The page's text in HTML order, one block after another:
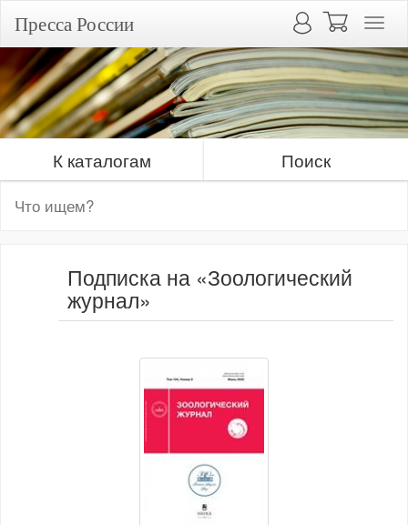
Пресса России
К каталогам Поиск
Подписка на «Зоологический
журнал»